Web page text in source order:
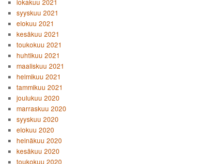
syyskuu 2021
elokuu 2021
kesäkuu 2021
toukokuu 2021
huhtikuu 2021
maaliskuu 2021
helmikuu 2021
tammikuu 2021
joulukuu 2020
marraskuu 2020
syyskuu 2020
elokuu 2020
heinäkuu 2020
kesäkuu 2020
toukokuu 2020